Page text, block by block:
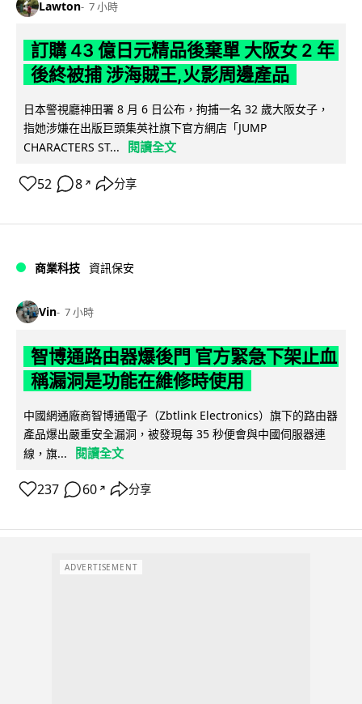
Lawton 7 小時
訂購 43 億日元精品後棄單 大阪女 2 年
後終被捕 涉海賊王,火影周邊產品
日本警視廳神田署 8 月 6 日公布，拘捕一名 32 歲大阪女子，
指她涉嫌在出版巨頭集英社旗下官方網店「JUMP
CHARACTERS ST...
閱讀全文
52 8 ↗ 分享
商業科技 資訊保安
Vin 7 小時
智博通路由器爆後門 官方緊急下架止血
稱漏洞是功能在維修時使用
中國網通廠商智博通電子（Zbtlink Electronics）旗下的路由器
產品爆出嚴重安全漏洞，被發現每 35 秒便會與中國伺服器連
線，旗...
閱讀全文
237 60 ↗ 分享
ADVERTISEMENT